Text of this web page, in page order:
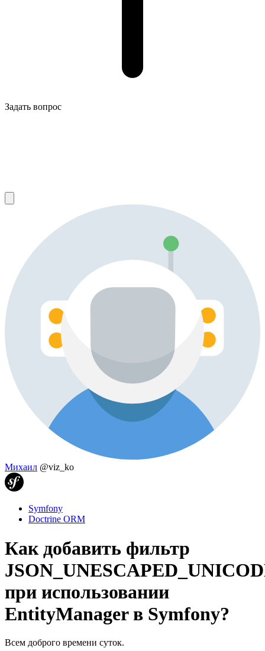
Задать вопрос
Михаил @viz_ko
Symfony
Doctrine ORM
Как добавить фильтр
при использовании
EntityManager в Symfony?
Всем доброго времени суток.